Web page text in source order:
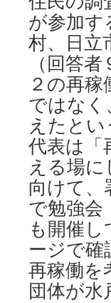
が参加す
村、日立
（回答
２の再
ではなく
えたと
代表は「
える場
向けて、
で勉強会
も開催
ージで確
再稼働
団体が